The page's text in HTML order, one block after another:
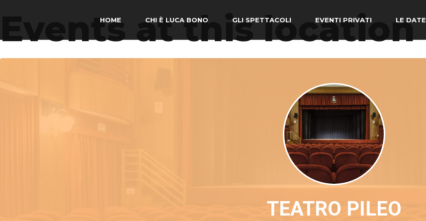
HOME CHI È LUCA BONO GLI SPETTACOLI EVENTI PRIVATI LE DATE
Events at this location
TEATRO PILEO